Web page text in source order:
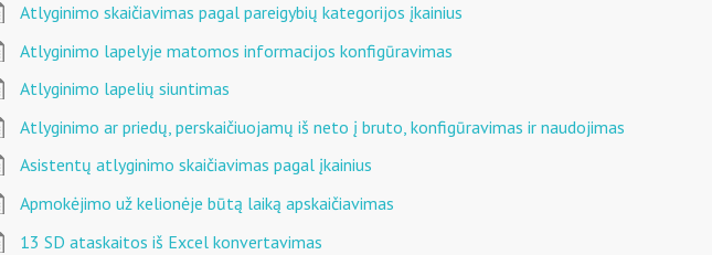
Atlyginimo skaičiavimas pagal pareigybių kategorijos įkainius
Atlyginimo lapelyje matomos informacijos konfigūravimas
Atlyginimo lapelių siuntimas
Atlyginimo ar priedų, perskaičiuojamų iš neto į bruto, konfigūravimas ir naudojimas
Asistentų atlyginimo skaičiavimas pagal įkainius
Apmokėjimo už kelionėje būtą laiką apskaičiavimas
13 SD ataskaitos iš Excel konvertavimas